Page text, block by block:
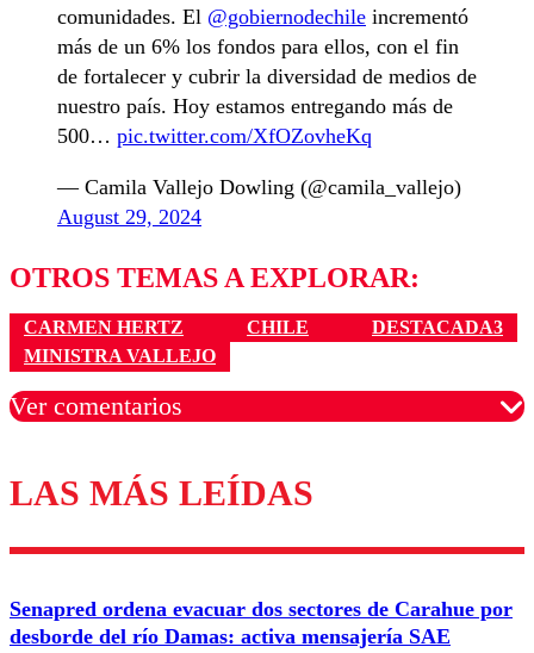
comunidades. El @gobiernodechile incrementó
más de un 6% los fondos para ellos, con el fin
de fortalecer y cubrir la diversidad de medios de
nuestro país. Hoy estamos entregando más de
500… pic.twitter.com/XfOZovheKq
— Camila Vallejo Dowling (@camila_vallejo)
August 29, 2024
OTROS TEMAS A EXPLORAR:
CARMEN HERTZ CHILE
DESTACADA3
MINISTRA VALLEJO
Ver comentarios
Los comentarios son moderados para garantizar un
diálogo respetuoso.
Nombre
Correo
LAS MÁS LEÍDAS
Senapred ordena evacuar dos sectores de Carahue por
desborde del río Damas: activa mensajería SAE